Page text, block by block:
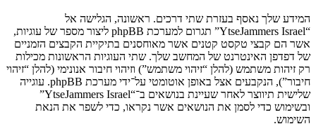
המידע שלך נאסף בעזרת שתי דרכים. ראשונה, הגלישה אל
“YtseJammers Israel” תגרום למערכת phpBB ליצור מספר של עוגיות,
אשר הם קבצי טקסט קטנים אשר מאוחסנים בתיקיית הקבצים הזמניים
של דפדפן האינטרנט של המחשב שלך. שתי העוגיות הראשונות מכילות
רק זיהות משתמש (להלן “זיהוי משתמש”) וזיהוי חיבור אנונימי (להלן “זיהוי
חיבור”), הנקבעים אצל באופן אוטומטי על־ידי מערכת phpBB. עוגייה
שלישית תיווצר לאחר שעיינת בנושאים ב־“YtseJammers Israel”
ובשימוש כדי לסמן את הנושאים אשר נקראו, כדי לשפר את הנאת
השימוש.